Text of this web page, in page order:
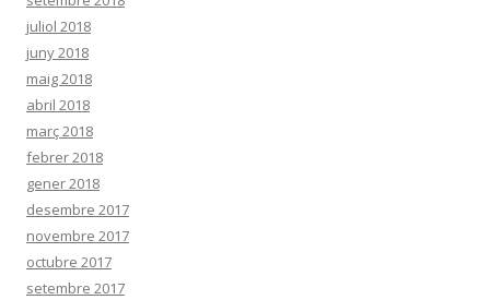
juliol 2018
juny 2018
maig 2018
abril 2018
març 2018
febrer 2018
gener 2018
desembre 2017
novembre 2017
octubre 2017
setembre 2017